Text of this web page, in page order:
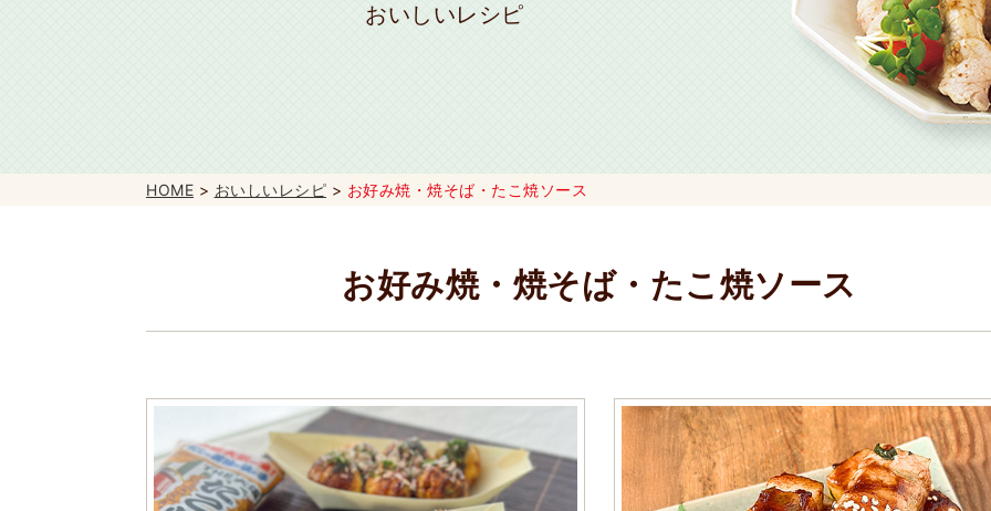
おいしいレシピ
HOME > おいしいレシピ > お好み焼・焼そば・たこ焼ソース
お好み焼・焼そば・たこ焼ソース